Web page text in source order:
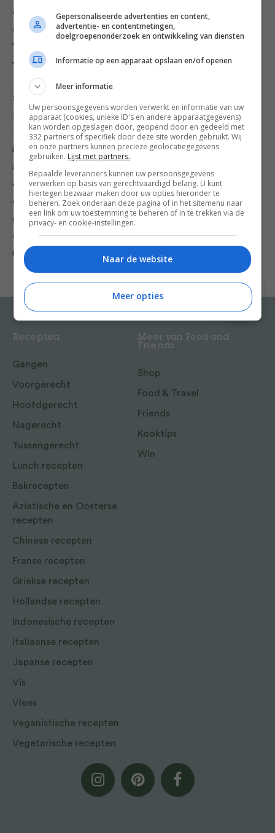
of staat er iets op de planning dat je graag met me wil delen,
stuur dan een mail naarredactie@foodandfriends.nl
Verrassingspakketjes zijn natuurlijk ook welkom! Mail ons even
voor het adres.
Samenwerken of adverteren
Iedere maand komen er rond een half miljoen bezoekers op
foodandfriends.nl – en geluksvogel dat ik ben: het worden er
iedere maand meer! Niet alleen op de website, maar ook de
socialmediakanalen zijn rising stars, waar ik rechtstreeks
contact heb met tienduizenden foodlovers. Wil jij jouw product
of (culinaire) dienst onder de aandacht brengen? Ik vertel je hier
graag meer over de samenwerkings- of
advertentiemogelijkheden of stuur een mailtje
naar
Recepten
Gangen
Voorgerecht
Hoofdgerecht
Nagerecht
Tussengerecht
Lunch recepten
Bakrecepten
Aziatische en Oosterse
recepten
Chinese recepten
Franse recepten
Griekse recepten
Hollandse recepten
Indonesische recepten
Italiaanse recepten
Japanse recepten
Vis
Vlees
Veganistische recepten
Vegetarische recepten
Meer van Food and
Friends
Shop
Food & Travel
Friends
Kooktips
Win
Gepersonaliseerde advertenties en content,
advertentie- en contentmetingen,
doelgroepenonderzoek en ontwikkeling van diensten
Informatie op een apparaat opslaan en/of openen
Meer informatie
Uw persoonsgegevens worden verwerkt en informatie van uw
apparaat (cookies, unieke ID's en andere apparaatgegevens)
kan worden opgeslagen door, geopend door en gedeeld met
332 partners of specifiek door deze site worden gebruikt. Wij
en onze partners kunnen precieze geolocatiegegevens
gebruiken. Lijst met partners.
Bepaalde leveranciers kunnen uw persoonsgegevens
verwerken op basis van gerechtvaardigd belang. U kunt
hiertegen bezwaar maken door uw opties hieronder te
beheren. Zoek onderaan deze pagina of in het sitemenu naar
een link om uw toestemming te beheren of in te trekken via de
privacy- en cookie-instellingen.
Naar de website
Meer opties